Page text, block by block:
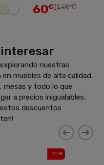
60€75,00 €
nuestras
muebles de alta calidad.
mesas y todo lo que
a precios inigualables.
estos descuentos
-20%